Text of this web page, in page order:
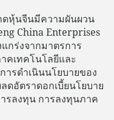
หุ้นจีนมีความผันผวน
China Enterprises
กร่งจากมาตรการ
คเทคโนโลยีและ
ารดำเนินนโยบายของ
ดอัตราดอกเบี้ยนโยบาย
รลงทุน การลงทุนภาค